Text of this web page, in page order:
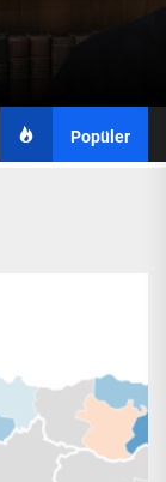
Popüler